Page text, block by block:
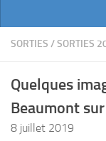
ACTUALITES
INFOS CNV
SORTIES /SORTIES
Quelques
Beaumont
8 juillet 2019